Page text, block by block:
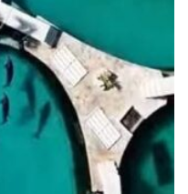
en flagrancia, los
a ellos realizándole a
para que estos
haciendo caso
a la fuga a bordo del